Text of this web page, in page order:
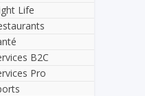
Life
B2C
Pro